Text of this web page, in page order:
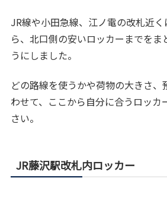
JR線や小田急線、江ノ電の改札近
ら、北口側の安いロッカーまでをま
うにしました。
どの路線を使うかや荷物の大きさ
わせて、ここから自分に合うロッカ
さい。
JR藤沢駅改札内ロッカー